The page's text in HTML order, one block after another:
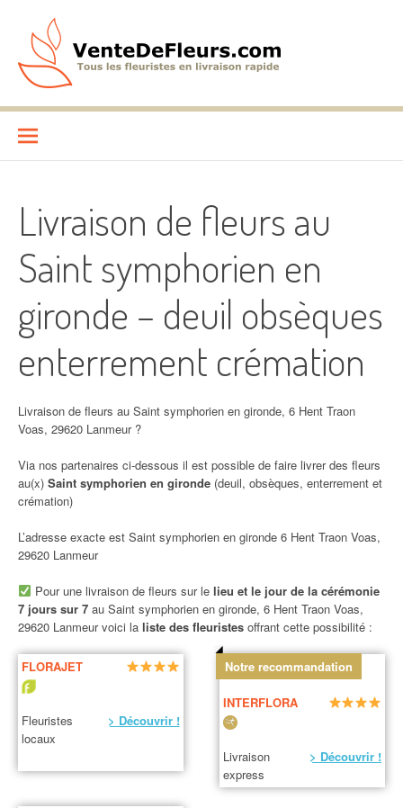
contenu
VenteDeFleurs.com
Livraison de fleurs au
Saint symphorien en
gironde – deuil obsèques
enterrement crémation
Livraison de fleurs au Saint symphorien en gironde, 6 Hent Traon
Voas, 29620 Lanmeur ?
Via nos partenaires ci-dessous il est possible de faire livrer des fleurs
au(x) Saint symphorien en gironde (deuil, obsèques, enterrement et
crémation)
L’adresse exacte est Saint symphorien en gironde 6 Hent Traon Voas,
29620 Lanmeur
Pour une livraison de fleurs sur le lieu et le jour de la cérémonie
7 jours sur 7 au Saint symphorien en gironde, 6 Hent Traon Voas,
29620 Lanmeur voici la liste des fleuristes offrant cette possibilité :
FLORAJET
Fleuristes
locaux
> Découvrir !
Notre recommandation
INTERFLORA
Livraison
express
> Découvrir !